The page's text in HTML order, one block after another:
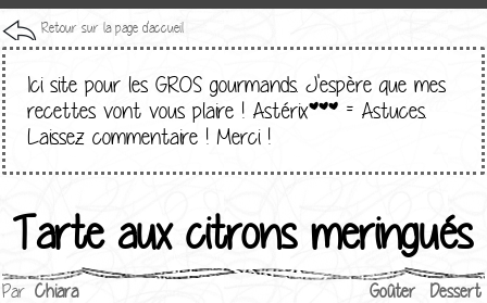
Retour sur la page d'accueil
Ici site pour les GROS gourmands. J'espère que mes
recettes vont vous plaire ! Astérix*** = Astuces.
Laissez commentaire ! Merci !
Tarte aux citrons meringués
Par Chiara Goûter Dessert